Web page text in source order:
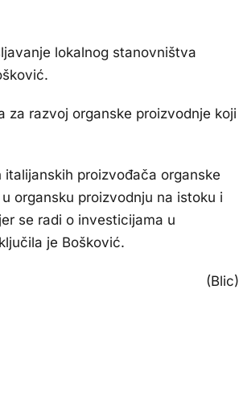
lokalnog stanovništva
za razvoj organske proizvodnje koji
proizvođača organske
organsku proizvodnju na istoku i
se radi o investicijama u
je Bošković.
(Blic)